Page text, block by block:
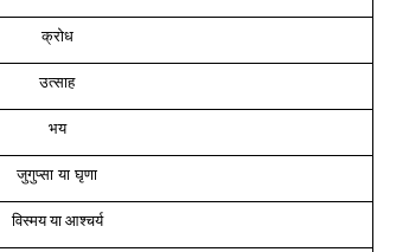
क्रोध
उत्साह
भय
जुगुप्सा या घृणा
विस्मय या आश्चर्य